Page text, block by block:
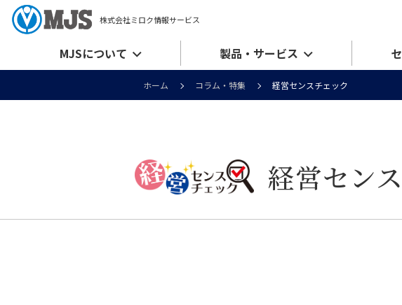
株式会社ミロク情報サービス
MJSについて 製品・サービス
ホーム コラム・特集 経営センスチェック
経営セン